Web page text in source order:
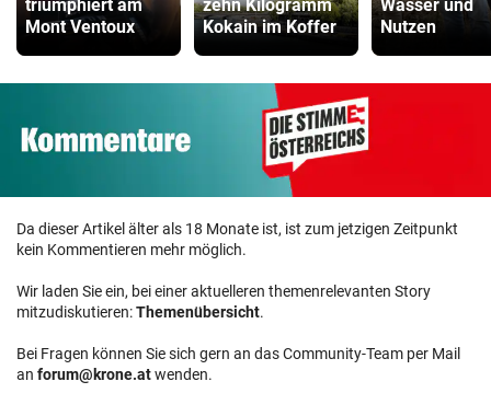
triumphiert am
Mont Ventoux
zehn Kilogramm
Kokain im Koffer
Wasser und
Nutzen
Da dieser Artikel älter als 18 Monate ist, ist zum jetzigen Zeitpunkt
kein Kommentieren mehr möglich.
Wir laden Sie ein, bei einer aktuelleren themenrelevanten Story
mitzudiskutieren:Themenübersicht.
Bei Fragen können Sie sich gern an das Community-Team per Mail
an forum@krone.atwenden.